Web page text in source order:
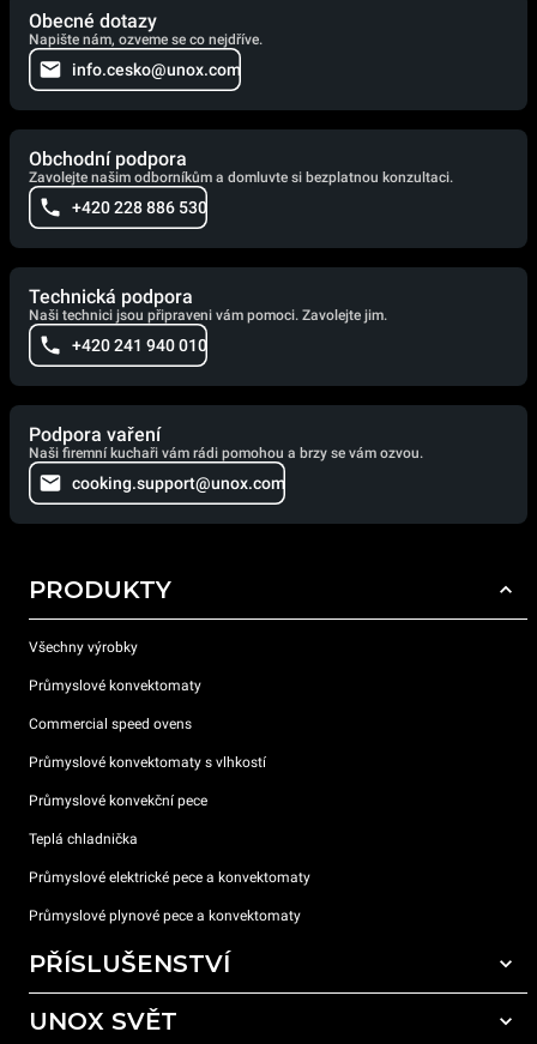
Obecné dotazy
Napište nám, ozveme se co nejdříve.
info.cesko@unox.com
Obchodní podpora
Zavolejte našim odborníkům a domluvte si bezplatnou konzultaci.
+420 228 886 530
Technická podpora
Naši technici jsou připraveni vám pomoci. Zavolejte jim.
+420 241 940 010
Podpora vaření
Naši firemní kuchaři vám rádi pomohou a brzy se vám ozvou.
cooking.support@unox.com
PRODUKTY
Všechny výrobky
Průmyslové konvektomaty
Commercial speed ovens
Průmyslové konvektomaty s vlhkostí
Průmyslové konvekční pece
Teplá chladnička
Průmyslové elektrické pece a konvektomaty
Průmyslové plynové pece a konvektomaty
PŘÍSLUŠENSTVÍ
Všechna příslušenství
UNOX SVĚT